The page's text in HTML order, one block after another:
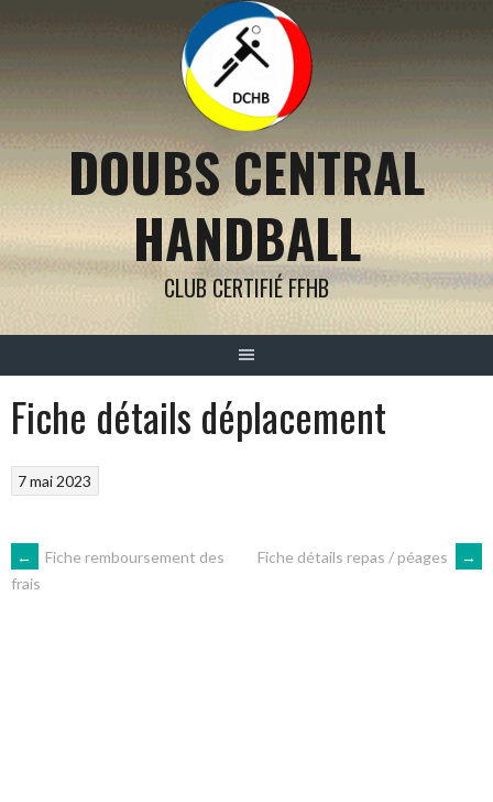
DOUBS CENTRAL
HANDBALL
CLUB CERTIFIÉ FFHB
Fiche détails déplacement
7 mai 2023
NAVIGATION
←
Fiche remboursement des
frais
Fiche détails repas / péages →